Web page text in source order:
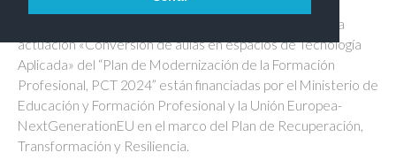
Ministerio de Educación y Formación Profesional. Las
acciones desarrolladas en el centro relacionadas con la
actuación «Conversión de aulas en espacios de Tecnología
Aplicada» del “Plan de Modernización de la Formación
Profesional, PCT 2024” están financiadas por el Ministerio de
Educación y Formación Profesional y la Unión Europea-
NextGenerationEU en el marco del Plan de Recuperación,
Transformación y Resiliencia.